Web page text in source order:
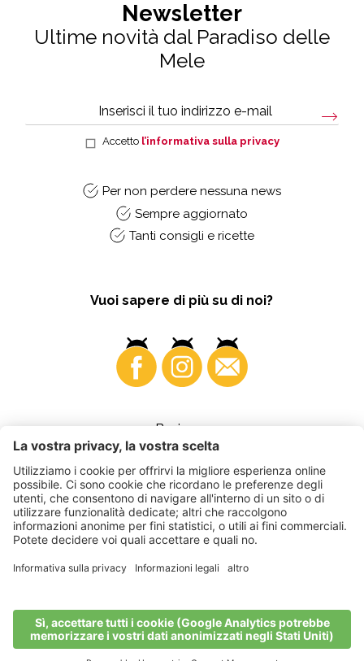
Newsletter
Ultime novità dal Paradiso delle
Mele
Accetto l’informativa sulla privacy
Per non perdere nessuna news
Sempre aggiornato
Tanti consigli e ricette
Vuoi sapere di più su di noi?
Business
©2026 VI.P coop. soc. agricola
Part. IVA • IT00725570212
accessibilità•Sitemap
produced by